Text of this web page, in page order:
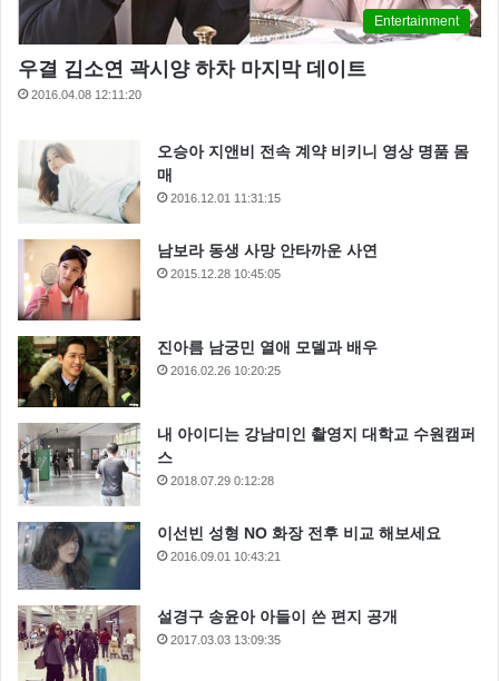
Entertainment
우결 김소연 곽시양 하차 마지막 데이트
2016.04.08 12:11:20
오승아 지앤비 전속 계약 비키니 영상 명품 몸
매
2016.12.01 11:31:15
남보라 동생 사망 안타까운 사연
2015.12.28 10:45:05
진아름 남궁민 열애 모델과 배우
2016.02.26 10:20:25
내 아이디는 강남미인 촬영지 대학교 수원캠퍼
스
2018.07.29 0:12:28
이선빈 성형 NO 화장 전후 비교 해보세요
2016.09.01 10:43:21
설경구 송윤아 아들이 쓴 편지 공개
2017.03.03 13:09:35